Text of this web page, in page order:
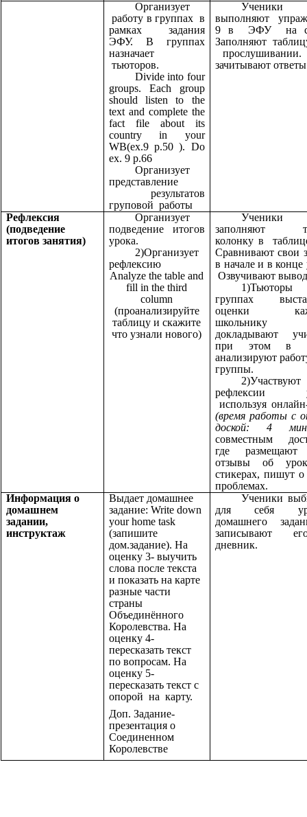
Организует
работу в группах в
рамках задания
ЭФУ. В группах
назначает
тьюторов.
Divide into four
groups. Each group
should listen to the
text and complete the
fact file about its
country in your
WB(ex.9 p.50 ). Do
ex. 9 p.66
Организует
представление
результатов
груповой работы
Ученики
выполняют
9 в ЭФУ на
Заполняют
прослушивании.
зачитывают
Рефлексия
(подведение
итогов занятия)
Организует
подведение итогов
урока.
2)Организует
рефлексию
Analyze the table and
fill in the third
column
(проанализируйте
таблицу и скажите
что узнали нового)
Ученики
заполняют
колонку в
Сравнивают свои
в начале и в конце
Озвучивают
группах
оценки
докладывают
при этом в
анализируют
группы.
рефлексии
используя
(время работы с
доской: 4
совместным
где размещают
отзывы об
стикерах, пишут о
проблемах.
Информация о
домашнем
задании,
инструктаж
Выдает домашнее
задание: Write down
your home task
(запишите
дом.задание). На
оценку 3- выучить
слова после текста
и показать на карте
разные части
страны
Объединённого
Королевства. На
оценку 4-
пересказать текст
по вопросам. На
оценку 5-
пересказать текст с
опорой на карту.
Доп. Задание-
презентация о
Соединенном
Королевстве
Ученики
для себя
домашнего
записывают
дневник.